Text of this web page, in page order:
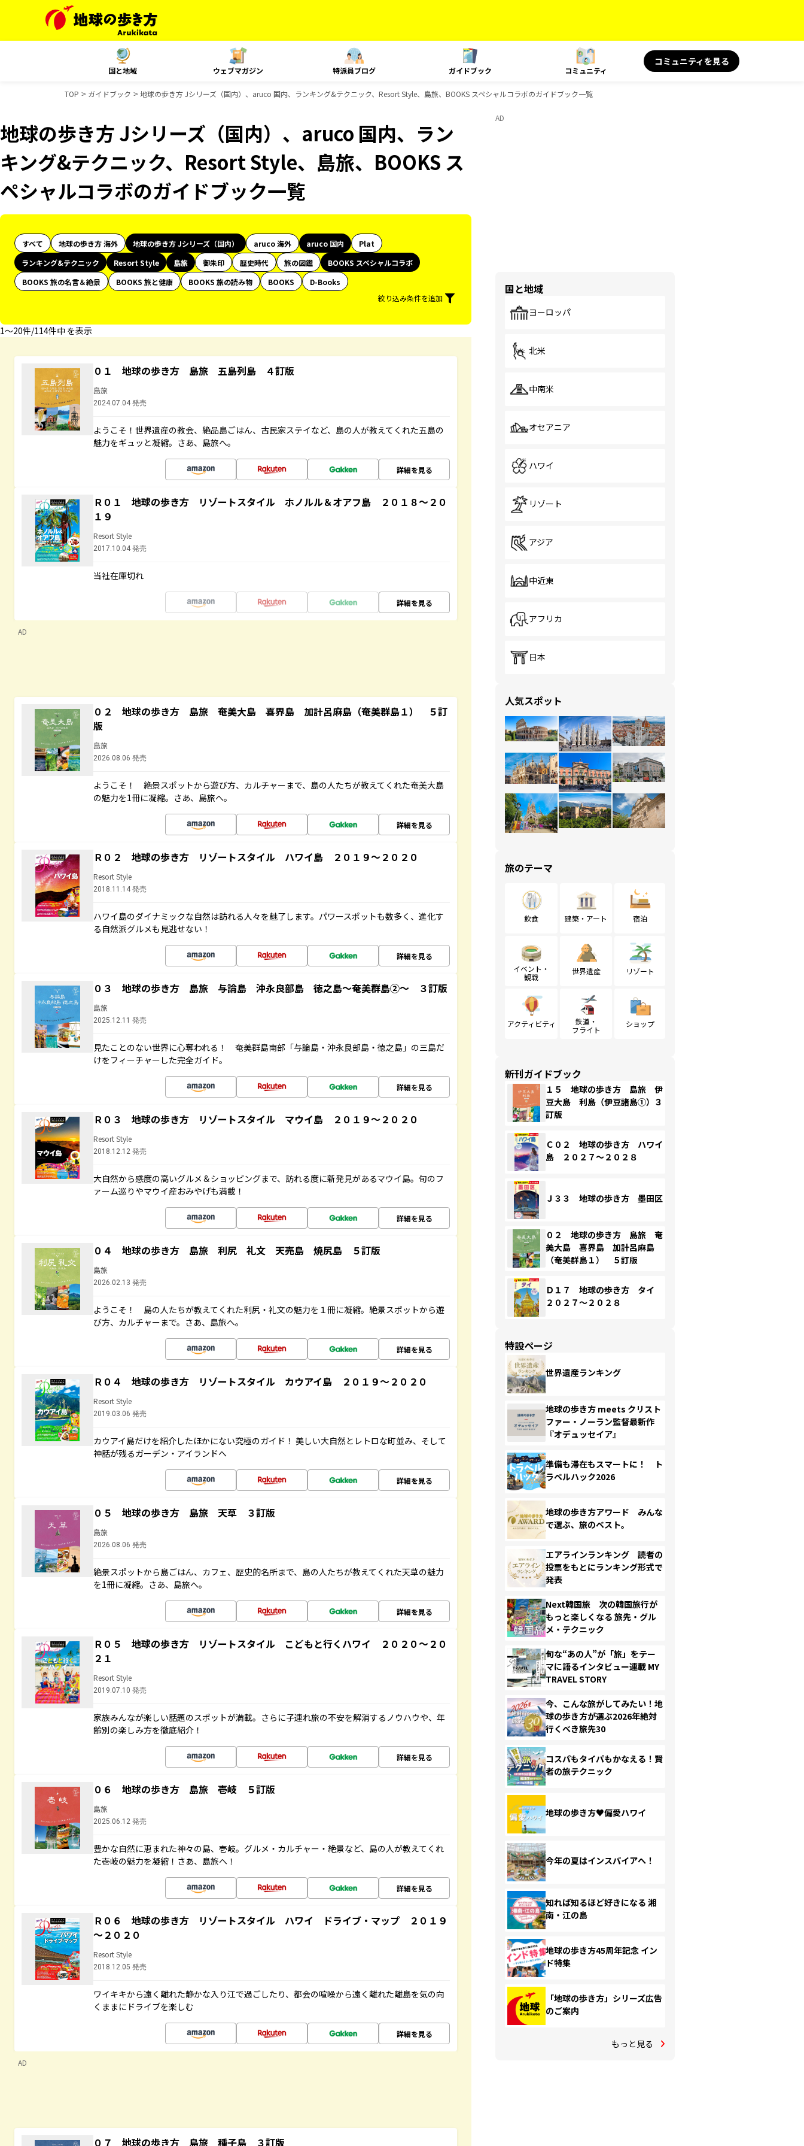
国と地域 ウェブマガジン 特派員ブログ ガイドブック コミュニティ
コミュニティを見る
TOP ガイドブック 地球の歩き方 Jシリーズ（国内）、aruco 国内、ランキング&テクニック、Resort Style、島旅、BOOKS スペシャルコラボのガイドブック一覧
地球の歩き方 Jシリーズ（国内）、aruco 国内、ラン
キング&テクニック、Resort Style、島旅、BOOKS ス
ペシャルコラボのガイドブック一覧
すべて 地球の歩き方 海外 地球の歩き方 Jシリーズ（国内） aruco 海外 aruco 国内
Plat
ランキング&テクニック
Resort Style 島旅 御朱印 歴史時代 旅の図鑑
BOOKS スペシャルコラボ
BOOKS 旅の名言＆絶景
BOOKS 旅と健康 BOOKS 旅の読み物 BOOKS
D-Books
絞り込み条件を追加
1〜20件/114件中 を表示
０１ 地球の歩き方 島旅 五島列島 ４訂版
島旅
2024.07.04 発売
ようこそ！世界遺産の教会、絶品島ごはん、古民家ステイなど、島の人が教えてくれた五島の
魅力をギュッと凝縮。さあ、島旅へ。
詳細を見る
Ｒ０１ 地球の歩き方 リゾートスタイル ホノルル＆オアフ島 ２０１８～２０
１９
Resort Style
2017.10.04 発売
当社在庫切れ
詳細を見る
AD
０２ 地球の歩き方 島旅 奄美大島 喜界島 加計呂麻島（奄美群島１） ５訂
版
島旅
2026.08.06 発売
ようこそ！ 絶景スポットから遊び方、カルチャーまで、島の人たちが教えてくれた奄美大島
の魅力を1冊に凝縮。さあ、島旅へ。
詳細を見る
Ｒ０２ 地球の歩き方 リゾートスタイル ハワイ島 ２０１９～２０２０
Resort Style
2018.11.14 発売
ハワイ島のダイナミックな自然は訪れる人々を魅了します。パワースポットも数多く、進化す
る自然派グルメも見逃せない！
詳細を見る
０３ 地球の歩き方 島旅 与論島 沖永良部島 徳之島～奄美群島②～ ３訂版
島旅
2025.12.11 発売
見たことのない世界に心奪われる！ 奄美群島南部「与論島・沖永良部島・徳之島」の三島だ
けをフィーチャーした完全ガイド。
詳細を見る
Ｒ０３ 地球の歩き方 リゾートスタイル マウイ島 ２０１９～２０２０
Resort Style
2018.12.12 発売
大自然から感度の高いグルメ＆ショッピングまで、訪れる度に新発見があるマウイ島。旬のフ
ァーム巡りやマウイ産おみやげも満載！
詳細を見る
０４ 地球の歩き方 島旅 利尻 礼文 天売島 焼尻島 ５訂版
島旅
2026.02.13 発売
ようこそ！ 島の人たちが教えてくれた利尻・礼文の魅力を１冊に凝縮。絶景スポットから遊
び方、カルチャーまで。さあ、島旅へ。
詳細を見る
Ｒ０４ 地球の歩き方 リゾートスタイル カウアイ島 ２０１９～２０２０
Resort Style
2019.03.06 発売
カウアイ島だけを紹介したほかにない究極のガイド！ 美しい大自然とレトロな町並み、そして
神話が残るガーデン・アイランドへ
詳細を見る
０５ 地球の歩き方 島旅 天草 ３訂版
島旅
2026.08.06 発売
絶景スポットから島ごはん、カフェ、歴史的名所まで、島の人たちが教えてくれた天草の魅力
を1冊に凝縮。さあ、島旅へ。
詳細を見る
Ｒ０５ 地球の歩き方 リゾートスタイル こどもと行くハワイ ２０２０～２０
２１
Resort Style
2019.07.10 発売
家族みんなが楽しい話題のスポットが満載。さらに子連れ旅の不安を解消するノウハウや、年
齢別の楽しみ方を徹底紹介！
詳細を見る
０６ 地球の歩き方 島旅 壱岐 ５訂版
島旅
2025.06.12 発売
豊かな自然に恵まれた神々の島、壱岐。グルメ・カルチャー・絶景など、島の人が教えてくれ
た壱岐の魅力を凝縮！さあ、島旅へ！
詳細を見る
Ｒ０６ 地球の歩き方 リゾートスタイル ハワイ ドライブ・マップ ２０１９
～２０２０
Resort Style
2018.12.05 発売
ワイキキから遠く離れた静かな入り江で過ごしたり、都会の喧噪から遠く離れた離島を気の向
くままにドライブを楽しむ
詳細を見る
AD
０７ 地球の歩き方 島旅 種子島 ３訂版
AD
国と地域
ヨーロッパ
北米
中南米
オセアニア
ハワイ
リゾート
アジア
中近東
アフリカ
日本
人気スポット
旅のテーマ
飲食 建築・アート 宿泊
イベント・
観戦
世界遺産 リゾート
アクティビティ
鉄道・
フライト
ショップ
新刊ガイドブック
１５ 地球の歩き方 島旅 伊
豆大島 利島（伊豆諸島①）３
訂版
Ｃ０２ 地球の歩き方 ハワイ
島 ２０２７～２０２８
Ｊ３３ 地球の歩き方 墨田区
０２ 地球の歩き方 島旅 奄
美大島 喜界島 加計呂麻島
（奄美群島１） ５訂版
Ｄ１７ 地球の歩き方 タイ
２０２７～２０２８
特設ページ
世界遺産ランキング
地球の歩き方 meets クリスト
ファー・ノーラン監督最新作
『オデュッセイア』
準備も滞在もスマートに！ ト
ラベルハック2026
地球の歩き方アワード みんな
で選ぶ、旅のベスト。
エアラインランキング 読者の
投票をもとにランキング形式で
発表
Next韓国旅 次の韓国旅行が
もっと楽しくなる 旅先・グル
メ・テクニック
旬な“あの人”が「旅」をテー
マに語るインタビュー連載 MY
TRAVEL STORY
今、こんな旅がしてみたい！地
球の歩き方が選ぶ2026年絶対
行くべき旅先30
コスパもタイパもかなえる！賢
者の旅テクニック
地球の歩き方♥偏愛ハワイ
今年の夏はインスパイアへ！
知れば知るほど好きになる 湘
南・江の島
地球の歩き方45周年記念 イン
ド特集
「地球の歩き方」シリーズ広告
のご案内
もっと見る